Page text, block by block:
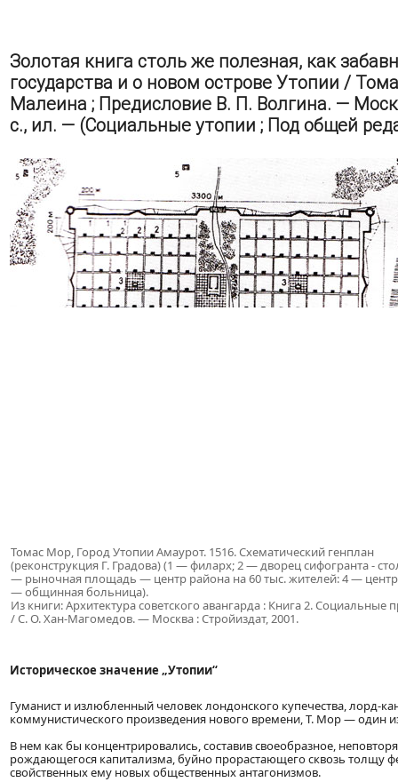
Золотая книга столь же полезная, как
государства и о новом острове Утопии /
Малеина ; Предисловие В. П. Волгина. —
с., ил. — (Социальные утопии ; Под общей
Томас Мор, Город Утопии Амаурот. 1516. Схематический генплан
(реконструкция Г. Градова) (1 — филарх; 2 — дворец сифогранта -
— рыночная площадь — центр района на 60 тыс. жителей: 4 — центр
— общинная больница).
Из книги: Архитектура советского авангарда : Книга 2. Социальные
/ С. О. Хан-Магомедов. — Москва : Стройиздат, 2001.
Историческое значение „Утопии“
Гуманист и излюбленный человек лондонского купечества, лорд-
коммунистического произведения нового времени, Т. Мор — один
В нем как бы концентрировались, составив своеобразное,
рождающегося капитализма, буйно прорастающего сквозь толщу
свойственных ему новых общественных антагонизмов.